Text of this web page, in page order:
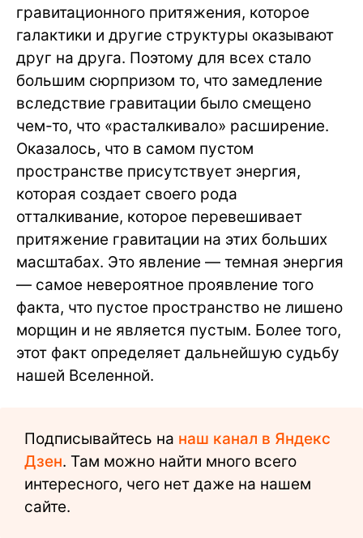
гравитационного притяжения, которое
галактики и другие структуры оказывают
друг на друга. Поэтому для всех стало
большим сюрпризом то, что замедление
вследствие гравитации было смещено
чем-то, что «расталкивало» расширение.
Оказалось, что в самом пустом
пространстве присутствует энергия,
которая создает своего рода
отталкивание, которое перевешивает
притяжение гравитации на этих больших
масштабах. Это явление — темная энергия
— самое невероятное проявление того
факта, что пустое пространство не лишено
морщин и не является пустым. Более того,
этот факт определяет дальнейшую судьбу
нашей Вселенной.
Подписывайтесь на наш канал в Яндекс
Дзен. Там можно найти много всего
интересного, чего нет даже на нашем
сайте.